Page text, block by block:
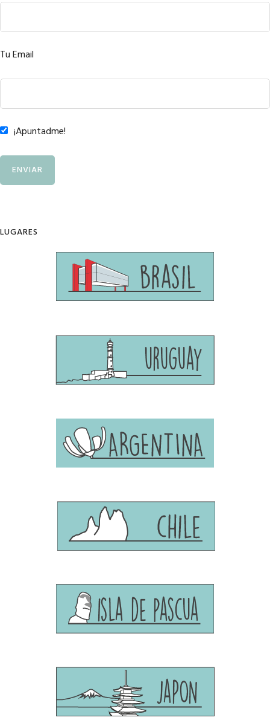
Tu Email
¡Apuntadme!
LUGARES